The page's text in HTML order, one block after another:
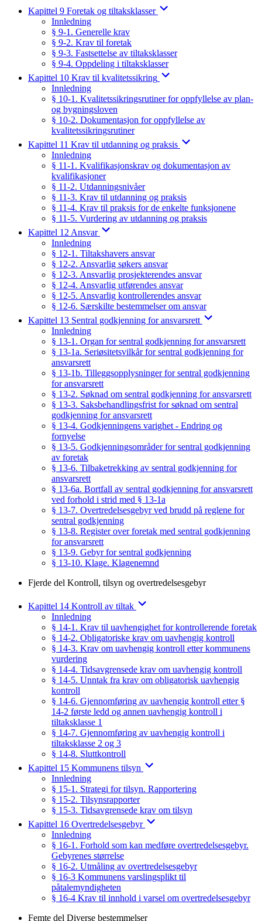
Kapittel 9 Foretak og tiltaksklasser
Innledning
§ 9-1. Generelle krav
§ 9-2. Krav til foretak
§ 9-3. Fastsettelse av tiltaksklasser
§ 9-4. Oppdeling i tiltaksklasser
Kapittel 10 Krav til kvalitetssikring
Innledning
§ 10-1. Kvalitetssikringsrutiner for oppfyllelse av plan-
og bygningsloven
§ 10-2. Dokumentasjon for oppfyllelse av
kvalitetssikringsrutiner
Kapittel 11 Krav til utdanning og praksis
Innledning
§ 11-1. Kvalifikasjonskrav og dokumentasjon av
kvalifikasjoner
§ 11-2. Utdanningsnivåer
§ 11-3. Krav til utdanning og praksis
§ 11-4. Krav til praksis for de enkelte funksjonene
§ 11-5. Vurdering av utdanning og praksis
Kapittel 12 Ansvar
Innledning
§ 12-1. Tiltakshavers ansvar
§ 12-2. Ansvarlig søkers ansvar
§ 12-3. Ansvarlig prosjekterendes ansvar
§ 12-4. Ansvarlig utførendes ansvar
§ 12-5. Ansvarlig kontrollerendes ansvar
§ 12-6. Særskilte bestemmelser om ansvar
Kapittel 13 Sentral godkjenning for ansvarsrett
Innledning
§ 13-1. Organ for sentral godkjenning for ansvarsrett
§ 13-1a. Seriøsitetsvilkår for sentral godkjenning for
ansvarsrett
§ 13-1b. Tilleggsopplysninger for sentral godkjenning
for ansvarsrett
§ 13-2. Søknad om sentral godkjenning for ansvarsrett
§ 13-3. Saksbehandlingsfrist for søknad om sentral
godkjenning for ansvarsrett
§ 13-4. Godkjenningens varighet - Endring og
fornyelse
§ 13-5. Godkjenningsområder for sentral godkjenning
av foretak
§ 13-6. Tilbaketrekking av sentral godkjenning for
ansvarsrett
§ 13-6a. Bortfall av sentral godkjenning for ansvarsrett
ved forhold i strid med § 13-1a
§ 13-7. Overtredelsesgebyr ved brudd på reglene for
sentral godkjenning
§ 13-8. Register over foretak med sentral godkjenning
for ansvarsrett
§ 13-9. Gebyr for sentral godkjenning
§ 13-10. Klage. Klagenemnd
Fjerde del Kontroll, tilsyn og overtredelsesgebyr
Kapittel 14 Kontroll av tiltak
Innledning
§ 14-1. Krav til uavhengighet for kontrollerende foretak
§ 14-2. Obligatoriske krav om uavhengig kontroll
§ 14-3. Krav om uavhengig kontroll etter kommunens
vurdering
§ 14-4. Tidsavgrensede krav om uavhengig kontroll
§ 14-5. Unntak fra krav om obligatorisk uavhengig
kontroll
§ 14-6. Gjennomføring av uavhengig kontroll etter §
14-2 første ledd og annen uavhengig kontroll i
tiltaksklasse 1
§ 14-7. Gjennomføring av uavhengig kontroll i
tiltaksklasse 2 og 3
§ 14-8. Sluttkontroll
Kapittel 15 Kommunens tilsyn
Innledning
§ 15-1. Strategi for tilsyn. Rapportering
§ 15-2. Tilsynsrapporter
§ 15-3. Tidsavgrensede krav om tilsyn
Kapittel 16 Overtredelsesgebyr
Innledning
§ 16-1. Forhold som kan medføre overtredelsesgebyr.
Gebyrenes størrelse
§ 16-2. Utmåling av overtredelsesgebyr
§ 16-3 Kommunens varslingsplikt til
påtalemyndigheten
§ 16-4 Krav til innhold i varsel om overtredelsesgebyr
Femte del Diverse bestemmelser